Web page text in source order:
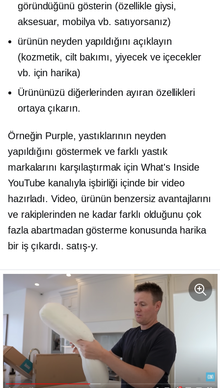
göründüğünü gösterin (özellikle giysi,
aksesuar, mobilya vb. satıyorsanız)
ürünün neyden yapıldığını açıklayın
(kozmetik, cilt bakımı, yiyecek ve içecekler
vb. için harika)
Ürününüzü diğerlerinden ayıran özellikleri
ortaya çıkarın.
Örneğin Purple, yastıklarının neyden
yapıldığını göstermek ve farklı yastık
markalarını karşılaştırmak için What's Inside
YouTube kanalıyla işbirliği içinde bir video
hazırladı. Video, ürünün benzersiz avantajlarını
ve rakiplerinden ne kadar farklı olduğunu çok
fazla abartmadan gösterme konusunda harika
bir iş çıkardı.satış-y.